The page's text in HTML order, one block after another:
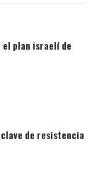
el plan israelí de
de resistencia